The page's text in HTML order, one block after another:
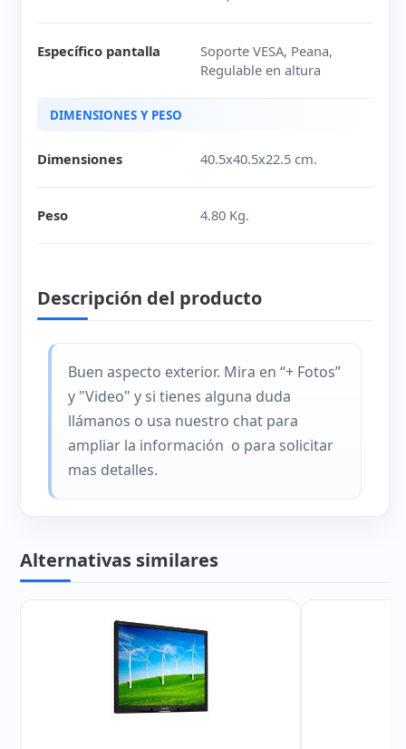
Específico pantalla
Soporte VESA, Peana,
Regulable en altura
DIMENSIONES Y PESO
Dimensiones 40.5x40.5x22.5 cm.
Peso 4.80 Kg.
Descripción del producto
Buen aspecto exterior. Mira en “+ Fotos”
y "Video" y si tienes alguna duda
llámanos o usa nuestro chat para
ampliar la información o para solicitar
mas detalles.
Alternativas similares